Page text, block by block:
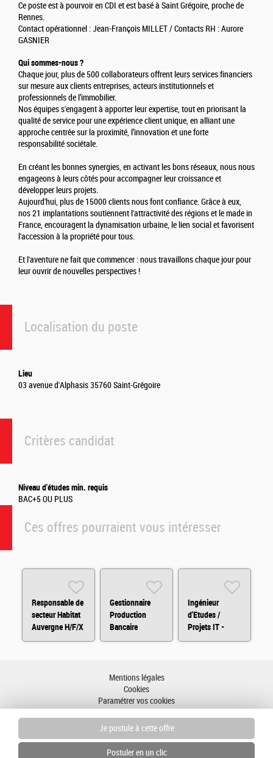
Ce poste est à pourvoir en CDI et est basé à Saint Grégoire, proche de
Rennes.
Contact opérationnel : Jean-François MILLET / Contacts RH : Aurore
GASNIER
Qui sommes-nous ?
Chaque jour, plus de 500 collaborateurs offrent leurs services financiers
sur mesure aux clients entreprises, acteurs institutionnels et
professionnels de l’immobilier.
Nos équipes s'engagent à apporter leur expertise, tout en priorisant la
qualité de service pour une expérience client unique, en alliant une
approche centrée sur la proximité, l’innovation et une forte
responsabilité sociétale.
En créant les bonnes synergies, en activant les bons réseaux, nous nous
engageons à leurs côtés pour accompagner leur croissance et
développer leurs projets.
Aujourd'hui, plus de 15000 clients nous font confiance. Grâce à eux,
nos 21 implantations soutiennent l'attractivité des régions et le made in
France, encouragent la dynamisation urbaine, le lien social et favorisent
l'accession à la propriété pour tous.
Et l'aventure ne fait que commencer : nous travaillons chaque jour pour
leur ouvrir de nouvelles perspectives !
Localisation du poste
Lieu
03 avenue d'Alphasis 35760 Saint-Grégoire
Critères candidat
Niveau d'études min. requis
BAC+5 OU PLUS
Ces offres pourraient vous intéresser
Responsable de
secteur Habitat
Auvergne H/F/X
- Départements
Gestionnaire
Production
Bancaire
Entreprise H/F
Ingénieur
d'Etudes /
Projets IT -
H/F/X
Mentions légales
Cookies
Paramétrer vos cookies
Plan du site
Aller en haut